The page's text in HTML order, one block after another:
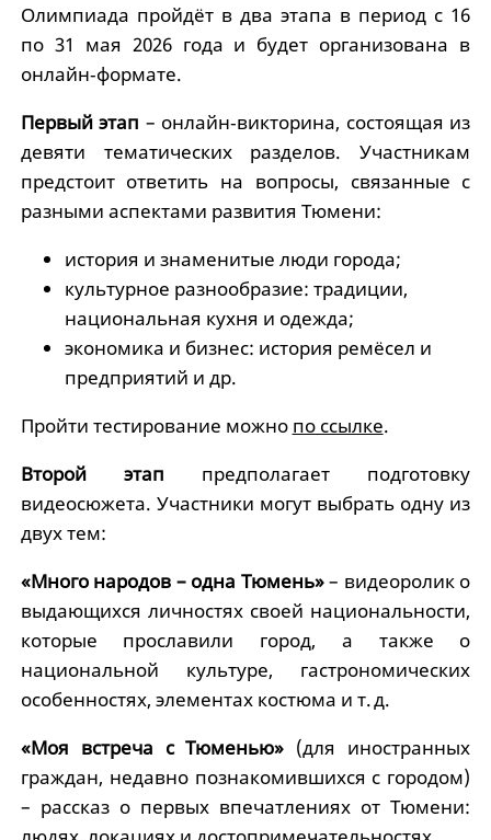
Олимпиада пройдёт в два этапа в период с 16
по 31 мая 2026 года и будет организована в
онлайн‑формате.
Первый этап – онлайн‑викторина, состоящая из
девяти тематических разделов. Участникам
предстоит ответить на вопросы, связанные с
разными аспектами развития Тюмени:
история и знаменитые люди города;
культурное разнообразие: традиции,
национальная кухня и одежда;
экономика и бизнес: история ремёсел и
предприятий и др.
Пройти тестирование можно по ссылке.
Второй этап предполагает подготовку
видеосюжета. Участники могут выбрать одну из
двух тем:
«Много народов – одна Тюмень»– видеоролик о
выдающихся личностях своей национальности,
которые прославили город, а также о
национальной культуре, гастрономических
особенностях, элементах костюма и т. д.
«Моя встреча с Тюменью» (для иностранных
граждан, недавно познакомившихся с городом)
– рассказ о первых впечатлениях от Тюмени: